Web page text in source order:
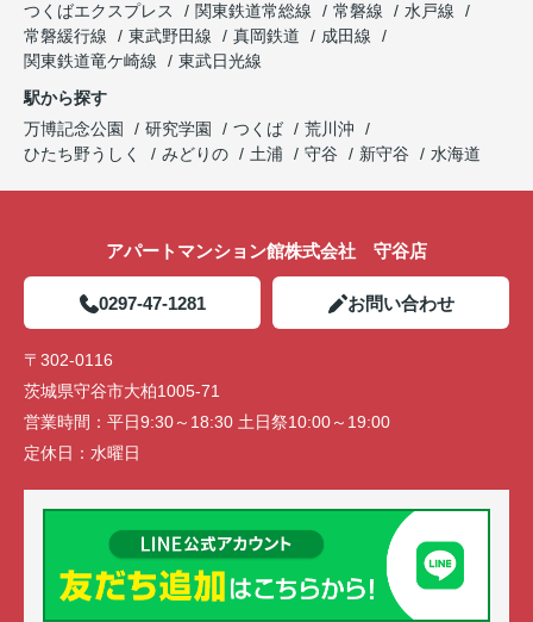
つくばエクスプレス
関東鉄道常総線 常磐線
水戸線
常磐緩行線
東武野田線 真岡鉄道
成田線
関東鉄道竜ケ崎線
東武日光線
駅から探す
万博記念公園
研究学園 つくば
荒川沖
ひたち野うしく
みどりの 土浦 守谷 新守谷 水海道
アパートマンション館株式会社 守谷店
0297-47-1281 お問い合わせ
〒302-0116
茨城県守谷市大柏1005-71
営業時間： 平日9:30～18:30 土日祭10:00～19:00
定休日： 水曜日